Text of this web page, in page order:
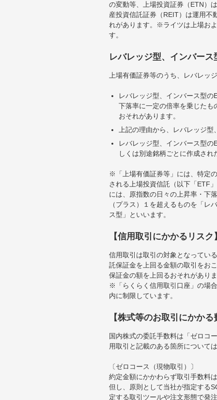
の変動等、上場投資証券（ETN）
産投資信託証券（REIT）は運用不
れがあります。※ライツは上場お
す。
レバレッジ型、インバー
上場有価証券等のうち、レバレッ
レバレッジ型、インバース型
下落率に一定の倍率を乗じた
おそれがあります。
上記の理由から、レバレッジ
レバレッジ型、インバース型
しくは別途銘柄ごとに作成さ
※「上場有価証券等」には、特定
される上場投資信託（以下「ETF
には、原指数の日々の上昇率・下
（プラス）１を超えるものを「
ス型」といいます。
【信用取引にかかるリスク
信用取引は取引の対象となってい
託保証金を上回る金額の取引をお
保証金の額を上回るおそれがあり
※「らくらく信用取引口座」の場
内に制限しています。
【株式等のお取引にかかる
国内株式の委託手数料は「ゼロコ
用取引と記載のある箇所について
〔ゼロコース（現物取引）〕
約定金額にかかわらず取引手数料
但し、原則として当社が指定する
定する取引ツールや注文形態で発